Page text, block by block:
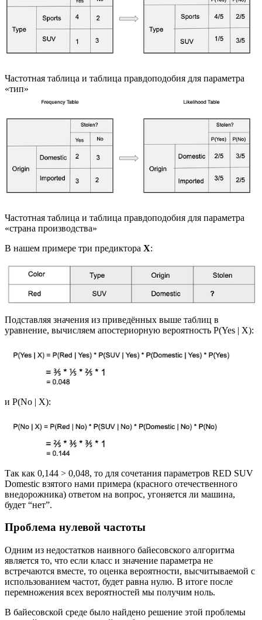
Частотная таблица и таблица правдоподобия для параметра
«тип»
Частотная таблица и таблица правдоподобия для параметра
«страна производства»
В нашем примере три предиктора X:
Подставляя значения из приведённых выше таблиц в
уравнение, вычисляем апостериорную вероятность P(Yes | X):
и P(No | X):
Так как 0,144 > 0,048, то для сочетания параметров RED SUV
Domestic взятого нами примера (красного отечественного
внедорожника) ответом на вопрос, угоняется ли машина,
будет “нет”.
Проблема нулевой частоты
Одним из недостатков наивного байесовского алгоритма
является то, что если класс и значение параметра не
встречаются вместе, то оценка вероятности, высчитываемой с
использованием частот, будет равна нулю. В итоге после
перемножения всех вероятностей мы получим ноль.
В байесовской среде было найдено решение этой проблемы